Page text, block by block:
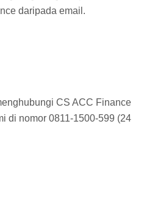
daripada email.
CS ACC Finance
di nomor 0811-1500-599 (24